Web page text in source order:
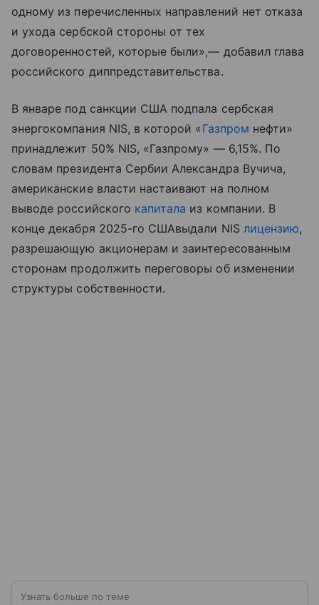
одному из перечисленных направлений нет отказа
и ухода сербской стороны от тех
договоренностей, которые были»,— добавил глава
российского диппредставительства.
В январе под санкции США подпала сербская
энергокомпания NIS, в которой « Газпром нефти»
принадлежит 50% NIS, «Газпрому» — 6,15%. По
словам президента Сербии Александра Вучича,
американские власти настаивают на полном
выводе российского капитала из компании. В
конце декабря 2025-го СШАвыдали NIS лицензию,
разрешающую акционерам и заинтересованным
сторонам продолжить переговоры об изменении
структуры собственности.
Узнать больше по теме